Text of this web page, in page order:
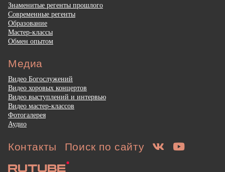
Знаменитые регенты прошлого
Современные регенты
Образование
Мастер-классы
Обмен опытом
Медиа
Видео Богослужений
Видео хоровых концертов
Видео выступлений и интервью
Видео мастер-классов
Фотогалерея
Аудио
Контакты Поиск по сайту